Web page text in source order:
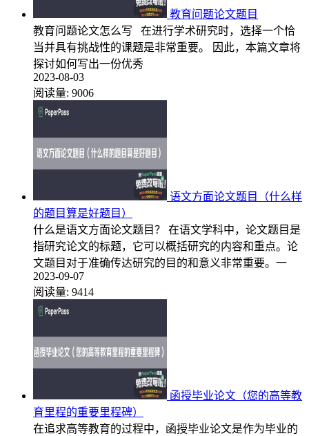
教育问题论文题目
教育问题论文怎么写 在进行学术研究时，选择一个恰
当并具有挑战性的课题是非常重要。 因此，本篇文章将
探讨如何写出一份优秀
2023-08-03
阅读量: 9006
语文方面论文题目（什么样
的题目算是好题目）
什么是语文方面论文题目？ 在语文学科中，论文题目是
指研究论文的标题，它可以概括研究的内容和重点。论
文题目对于准确传达研究的目的和意义非常重要。一
2023-09-07
阅读量: 9414
函授毕业论文（您的高等教
育里程的重要里程碑）
在追求高等教育的过程中，函授毕业论文是作为毕业的